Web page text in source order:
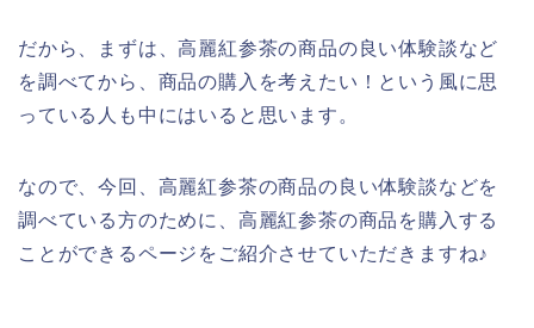
だから、まずは、高麗紅参茶の商品の良い体験談など
を調べてから、商品の購入を考えたい！という風に思
っている人も中にはいると思います。
なので、今回、高麗紅参茶の商品の良い体験談などを
調べている方のために、高麗紅参茶の商品を購入する
ことができるページをご紹介させていただきますね♪